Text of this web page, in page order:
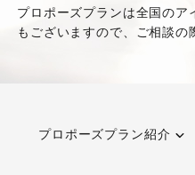
プロポーズプランは全国の
もございますので、ご相談の
プロポーズプラン紹介
サポート
コラム
プロ